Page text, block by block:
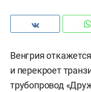
Венгрия
и перекроет
трубопровод